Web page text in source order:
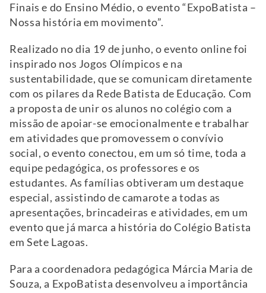
Finais e do Ensino Médio, o evento “ExpoBatista –
Nossa história em movimento”.
Realizado no dia 19 de junho, o evento online foi
inspirado nos Jogos Olímpicos e na
sustentabilidade, que se comunicam diretamente
com os pilares da Rede Batista de Educação. Com
a proposta de unir os alunos no colégio com a
missão de apoiar-se emocionalmente e trabalhar
em atividades que promovessem o convívio
social, o evento conectou, em um só time, toda a
equipe pedagógica, os professores e os
estudantes. As famílias obtiveram um destaque
especial, assistindo de camarote a todas as
apresentações, brincadeiras e atividades, em um
evento que já marca a história do Colégio Batista
em Sete Lagoas.
Para a coordenadora pedagógica Márcia Maria de
Souza, a ExpoBatista desenvolveu a importância